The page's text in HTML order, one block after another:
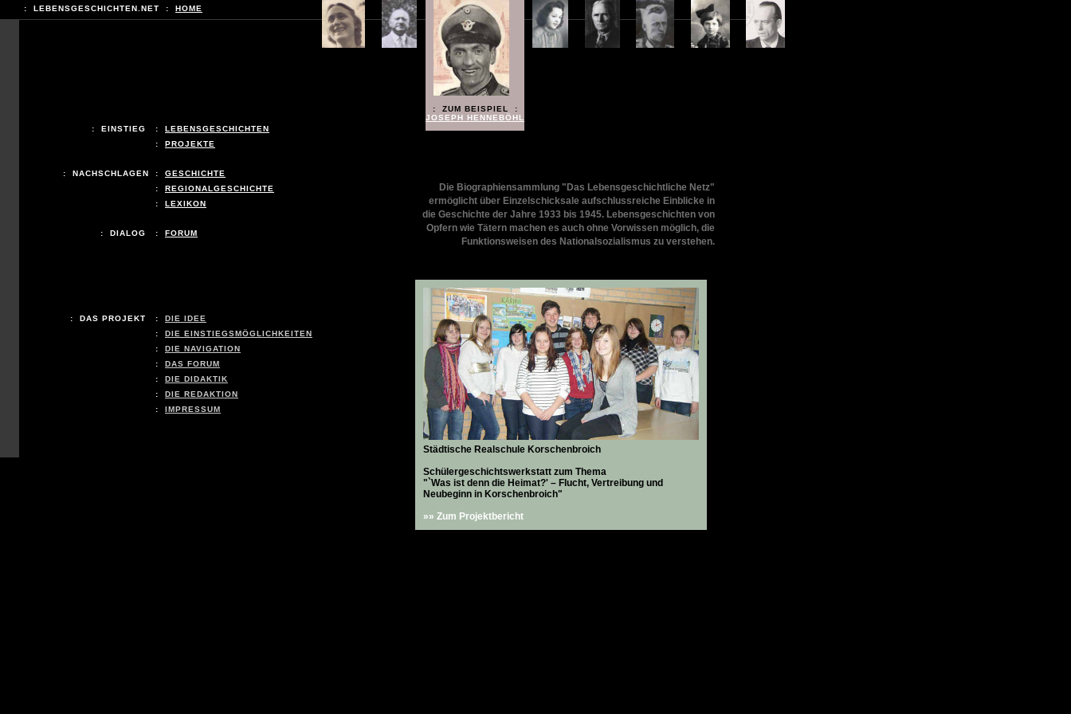
: ZUM BEISPIEL :
JOSEPH HENNEBÖHL
: EINSTIEG
:
LEBENSGESCHICHTEN
:
PROJEKTE
: NACHSCHLAGEN :
GESCHICHTE
:
REGIONALGESCHICHTE
:
LEXIKON
: DIALOG : FORUM
: DAS PROJEKT :
DIE IDEE
:
DIE EINSTIEGSMÖGLICHKEITEN
:
DIE NAVIGATION
:
DAS FORUM
:
DIE DIDAKTIK
:
DIE REDAKTION
:
IMPRESSUM
: LEBENSGESCHICHTEN.NET : HOME
Die Biographiensammlung "Das Lebensgeschichtliche Netz"
ermöglicht über Einzelschicksale aufschlussreiche Einblicke in
die Geschichte der Jahre 1933 bis 1945. Lebensgeschichten von
Opfern wie Tätern machen es auch ohne Vorwissen möglich, die
Funktionsweisen des Nationalsozialismus zu verstehen.
Städtische Realschule Korschenbroich
Schülergeschichtswerkstatt zum Thema
"`Was ist denn die Heimat?' – Flucht, Vertreibung und
Neubeginn in Korschenbroich"
»» Zum Projektbericht